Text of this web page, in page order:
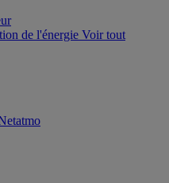
de l'énergie Voir tout